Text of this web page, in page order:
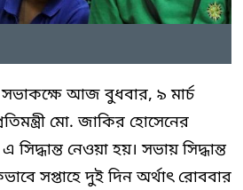
সভাকক্ষে আজ বুধবার, ৯ মার্চ
মো. জাকির হোসেনের
নেওয়া হয়। সভায় সিদ্ধান্ত
সপ্তাহে দুই দিন অর্থাৎ রোববার